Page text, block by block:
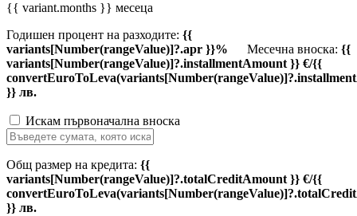
{{ variant.months }} месеца
Годишен процент на разходите: {{
variants[Number(rangeValue)]?.apr }}%
Месечна вноска: {{
variants[Number(rangeValue)]?.installmentAmount }} €/{{
}} лв.
Искам първоначална вноска
Общ размер на кредита: {{
variants[Number(rangeValue)]?.totalCreditAmount }} €/{{
}} лв.